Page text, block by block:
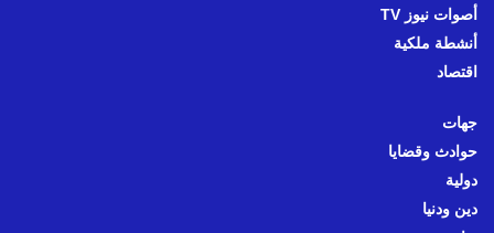
أصوات نيوز TV
أنشطة ملكية
اقتصاد
جهات
حوادث وقضايا
دولية
دين ودنيا